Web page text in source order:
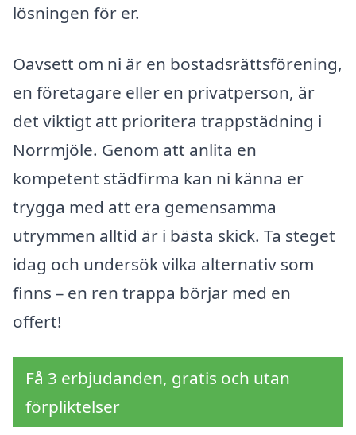
lösningen för er.
Oavsett om ni är en bostadsrättsförening,
en företagare eller en privatperson, är
det viktigt att prioritera trappstädning i
Norrmjöle. Genom att anlita en
kompetent städfirma kan ni känna er
trygga med att era gemensamma
utrymmen alltid är i bästa skick. Ta steget
idag och undersök vilka alternativ som
finns – en ren trappa börjar med en
offert!
Få 3 erbjudanden, gratis och utan
förpliktelser